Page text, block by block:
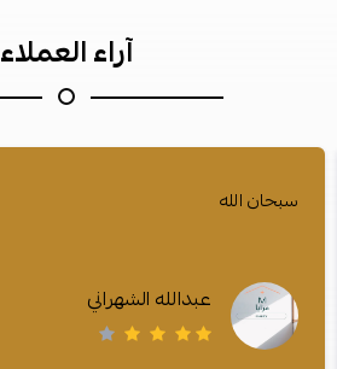
آراء العملاء
سبحان الله
عبدالله الشهراني